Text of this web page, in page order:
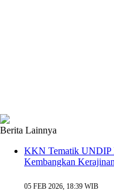
Berita Lainnya
KKN Tematik UNDIP
Kembangkan
05 FEB 2026, 18:39 WIB